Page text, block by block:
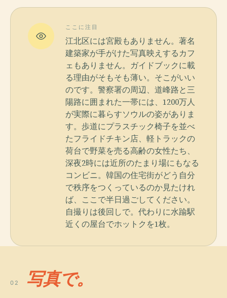
ここに注目
江北区には宮殿もありません。著名
建築家が手がけた写真映えするカフ
ェもありません。ガイドブックに載
る理由がそもそも薄い。そこがいい
のです。警察署の周辺、道峰路と三
陽路に囲まれた一帯には、1200万人
が実際に暮らすソウルの姿がありま
す。歩道にプラスチック椅子を並べ
たフライドチキン店、軽トラックの
荷台で野菜を売る高齢の女性たち、
深夜2時には近所のたまり場にもなる
コンビニ。韓国の住宅街がどう自分
で秩序をつくっているのか見たけれ
ば、ここで半日過ごしてください。
自撮りは後回しで。代わりに水踰駅
近くの屋台でホットクを1枚。
02 写真で。